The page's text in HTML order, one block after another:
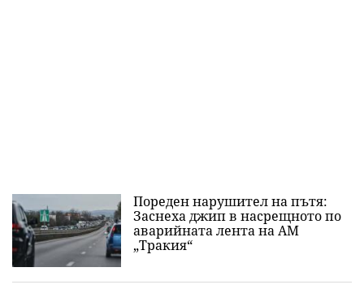
Пореден нарушител на пътя:
Заснеха джип в насрещното по
аварийната лента на АМ
„Тракия“